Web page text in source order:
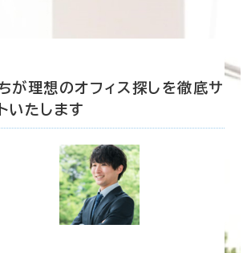
が理想のオフィス探しを徹底サ
いたします